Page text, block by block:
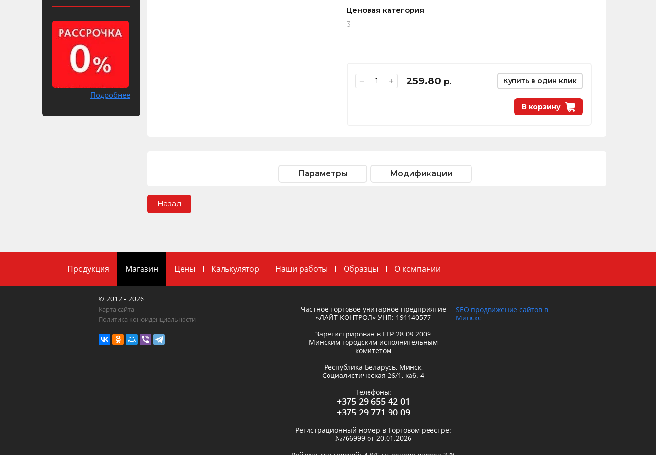
Подробнее
Ценовая категория
3
− + 259.80 р.
В корзину
Купить в один клик
Параметры Модификации
Назад
Продукция Магазин Цены Калькулятор Наши работы Образцы О компании
© 2012 - 2026
Карта сайта
Политика конфиденциальности
Частное торговое унитарное предприятие
«ЛАЙТ КОНТРОЛ» УНП: 191140577
Зарегистрирован в ЕГР 28.08.2009
Минским городским исполнительным
комитетом
Республика Беларусь,Минск,
Социалистическая 26/1, каб. 4
Телефоны:
+375 29 655 42 01
+375 29 771 90 09
Регистрационный номер в Торговом реестре:
№766999 от 20.01.2026
SEO продвижение сайтов в
Минске